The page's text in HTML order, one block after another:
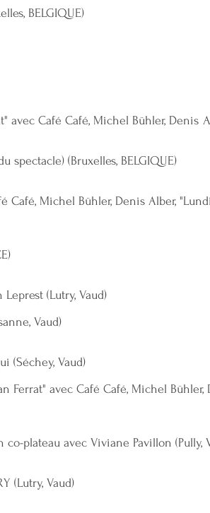
BELGIQUE)
avec Café Café, Michel Bühler, Denis
spectacle) (Bruxelles, BELGIQUE)
Café, Michel Bühler, Denis Alber,
(Lutry, Vaud)
Vaud)
(Séchey, Vaud)
Ferrat" avec Café Café, Michel
plateau avec Viviane Pavillon (Pully,
(Lutry, Vaud)